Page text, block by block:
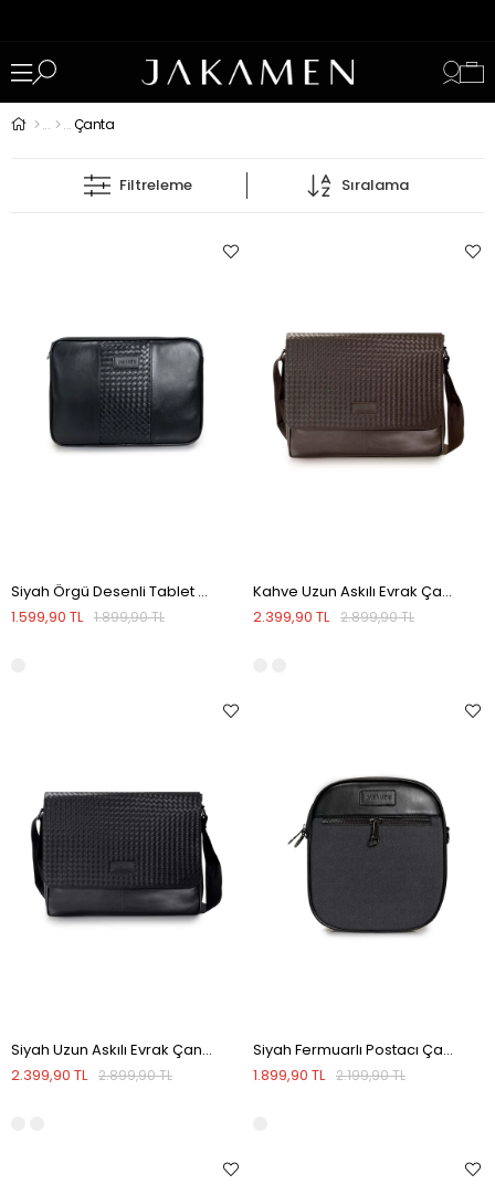
Çanta
Filtreleme Sıralama
Siyah Örgü Desenli Tablet Çantası
1.599,90 TL 1.899,90 TL
Kahve Uzun Askılı Evrak Çantası
2.399,90 TL 2.899,90 TL
Siyah Uzun Askılı Evrak Çantası
2.399,90 TL 2.899,90 TL
Siyah Fermuarlı Postacı Çantası
1.899,90 TL 2.199,90 TL